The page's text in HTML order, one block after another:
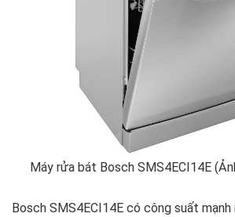
Máy rửa bát Bosch SMS4ECI14E
Bosch SMS4ECI14E có công suất mạnh